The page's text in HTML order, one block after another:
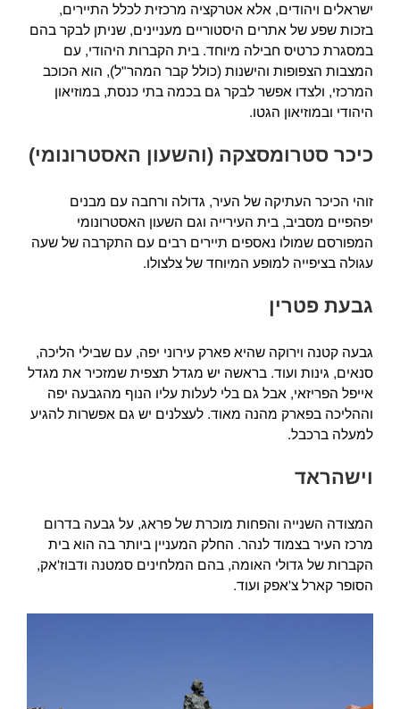
ישראלים ויהודים, אלא אטרקציה מרכזית לכלל התיירים,
בזכות שפע של אתרים היסטוריים מעניינים, שניתן לבקר בהם
במסגרת כרטיס חבילה מיוחד. בית הקברות היהודי, עם
המצבות הצפופות והישנות (כולל קבר המהר"ל), הוא הכוכב
המרכזי, ולצדו אפשר לבקר גם בכמה בתי כנסת, במוזיאון
היהודי ובמוזיאון הגטו.
כיכר סטרומסצקה (והשעון האסטרונומי)
זוהי הכיכר העתיקה של העיר, גדולה ורחבה עם מבנים
יפהפיים מסביב, בית העירייה וגם השעון האסטרונומי
המפורסם שמולו נאספים תיירים רבים עם התקרבה של שעה
עגולה בציפייה למופע המיוחד של צלצולו.
גבעת פטרין
גבעה קטנה וירוקה שהיא פארק עירוני יפה, עם שבילי הליכה,
סנאים, גינות ועוד. בראשה יש מגדל תצפית שמזכיר את מגדל
אייפל הפריזאי, אבל גם בלי לעלות עליו הנוף מהגבעה יפה
וההליכה בפארק מהנה מאוד. לעצלנים יש גם אפשרות להגיע
למעלה ברכבל.
וישהראד
המצודה השנייה והפחות מוכרת של פראג, על גבעה בדרום
מרכז העיר בצמוד לנהר. החלק המעניין ביותר בה הוא בית
הקברות של גדולי האומה, בהם המלחינים סמטנה ודבוז'אק,
הסופר קארל צ'אפק ועוד.